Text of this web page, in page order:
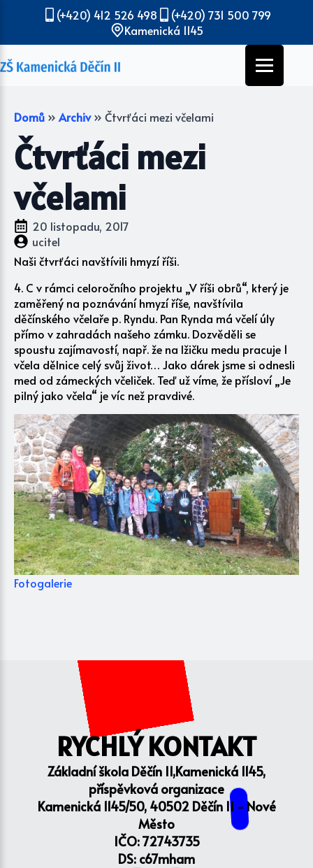
(+420) 412 526 498
(+420) 731 500 799
Kamenická 1145
Domů » Archiv » Čtvrťáci mezi včelami
Čtvrťáci mezi
včelami
20 listopadu, 2017
ucitel
Naši čtvrťáci navštívili hmyzí říši.
4. C v rámci celoročního projektu „V říši obrů“, který je
zaměřený na poznávání hmyzí říše, navštívila
děčínského včelaře p. Ryndu. Pan Rynda má včelí úly
přímo v zahradách našeho zámku. Dozvěděli se
spoustu zajímavostí, např. že na lžičku medu pracuje 1
včela dělnice celý svůj život… Jako dárek jsme si odnesli
med od zámeckých včeliček. Teď už víme, že přísloví „Je
pilný jako včela“ je víc než pravdivé.
Fotogalerie
RYCHLÝ KONTAKT
Základní škola Děčín II,Kamenická 1145,
příspěvková organizace
Kamenická 1145/50, 40502 Děčín II - Nové
Město
IČO: 72743735
DS: c67mham